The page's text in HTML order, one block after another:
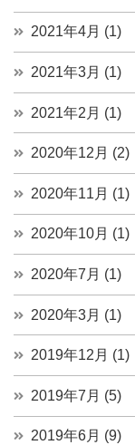
2021年4月 (1)
2021年3月 (1)
2021年2月 (1)
2020年12月 (2)
2020年11月 (1)
2020年10月 (1)
2020年7月 (1)
2020年3月 (1)
2019年12月 (1)
2019年7月 (5)
2019年6月 (9)